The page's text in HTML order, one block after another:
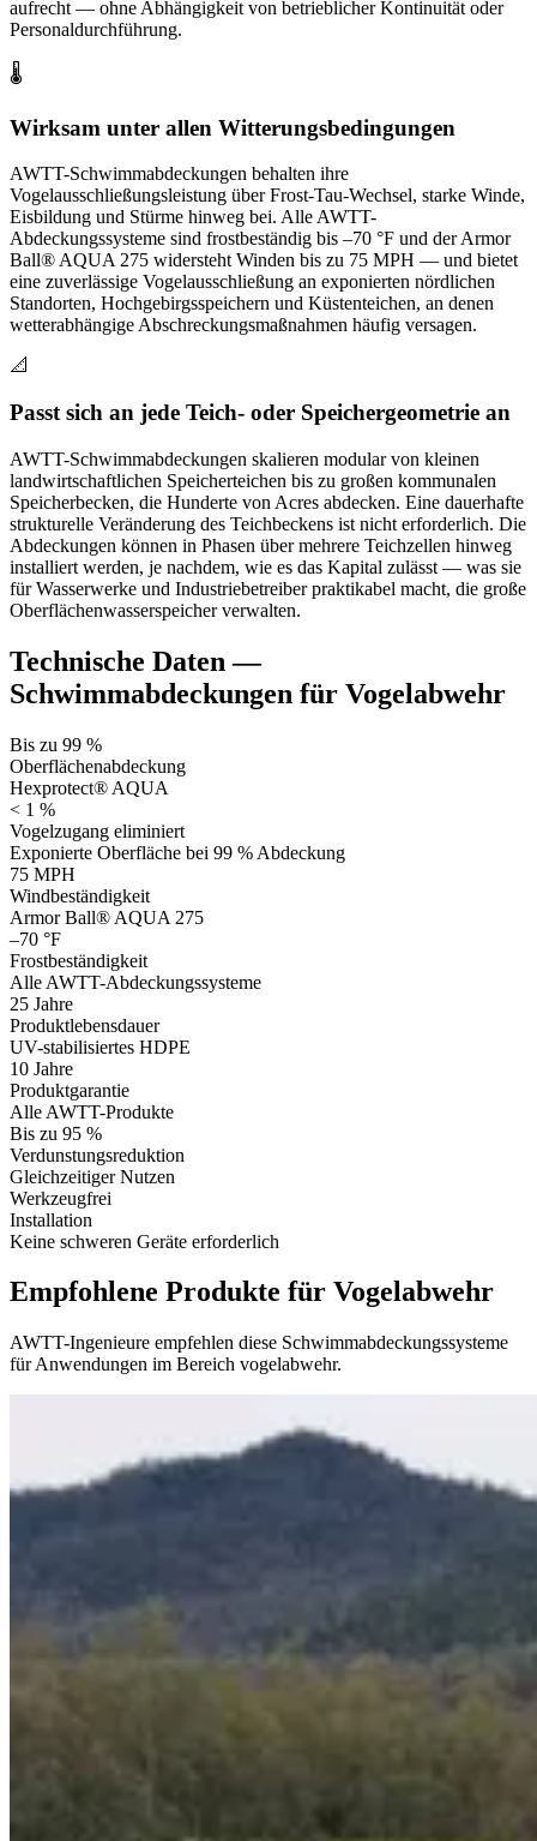
aufrecht — ohne Abhängigkeit von betrieblicher Kontinuität oder
Personaldurchführung.
🌡️
Wirksam unter allen Witterungsbedingungen
AWTT-Schwimmabdeckungen behalten ihre
Vogelausschließungsleistung über Frost-Tau-Wechsel, starke Winde,
Eisbildung und Stürme hinweg bei. Alle AWTT-
Abdeckungssysteme sind frostbeständig bis –70 °F und der Armor
Ball® AQUA 275 widersteht Winden bis zu 75 MPH — und bietet
eine zuverlässige Vogelausschließung an exponierten nördlichen
Standorten, Hochgebirgsspeichern und Küstenteichen, an denen
wetterabhängige Abschreckungsmaßnahmen häufig versagen.
📐
Passt sich an jede Teich- oder Speichergeometrie an
AWTT-Schwimmabdeckungen skalieren modular von kleinen
landwirtschaftlichen Speicherteichen bis zu großen kommunalen
Speicherbecken, die Hunderte von Acres abdecken. Eine dauerhafte
strukturelle Veränderung des Teichbeckens ist nicht erforderlich. Die
Abdeckungen können in Phasen über mehrere Teichzellen hinweg
installiert werden, je nachdem, wie es das Kapital zulässt — was sie
für Wasserwerke und Industriebetreiber praktikabel macht, die große
Oberflächenwasserspeicher verwalten.
Technische Daten —
Schwimmabdeckungen für Vogelabwehr
Bis zu 99 %
Oberflächenabdeckung
Hexprotect® AQUA
< 1 %
Vogelzugang eliminiert
Exponierte Oberfläche bei 99 % Abdeckung
75 MPH
Windbeständigkeit
Armor Ball® AQUA 275
–70 °F
Frostbeständigkeit
Alle AWTT-Abdeckungssysteme
25 Jahre
Produktlebensdauer
UV-stabilisiertes HDPE
10 Jahre
Produktgarantie
Alle AWTT-Produkte
Bis zu 95 %
Verdunstungsreduktion
Gleichzeitiger Nutzen
Werkzeugfrei
Installation
Keine schweren Geräte erforderlich
Empfohlene Produkte für Vogelabwehr
AWTT-Ingenieure empfehlen diese Schwimmabdeckungssysteme
für Anwendungen im Bereich vogelabwehr.